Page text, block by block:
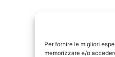
Per fornire le migliori
memorizzare e/o